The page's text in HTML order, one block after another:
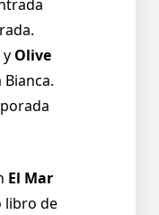
y Olive
El Mar
libro de